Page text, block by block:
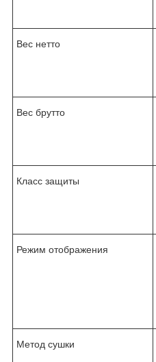
Вес нетто
Вес брутто
Класс защиты
Режим отображения
Метод сушки